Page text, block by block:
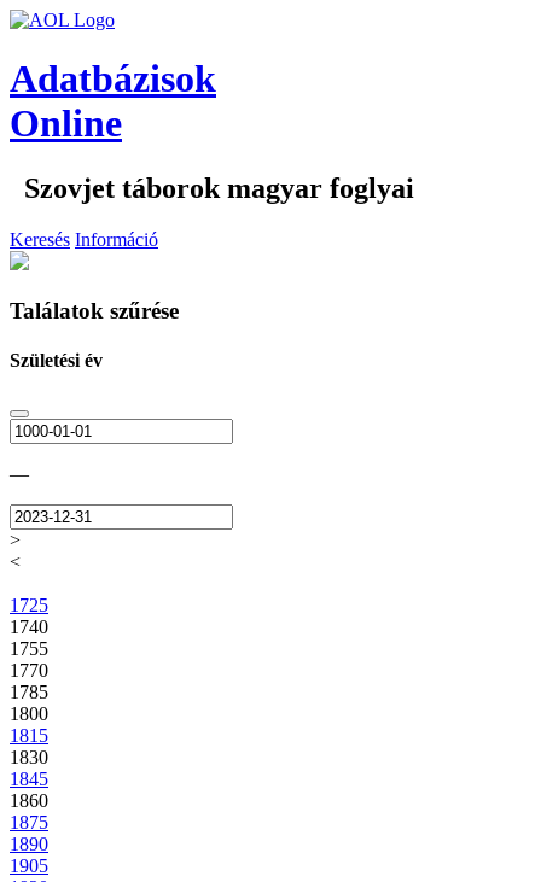
Adatbázisok
Online
Szovjet táborok magyar foglyai
Keresés Információ
Találatok szűrése
Születési év
—
>
<
1725
1740
1755
1770
1785
1800
1815
1830
1845
1860
1875
1890
1905